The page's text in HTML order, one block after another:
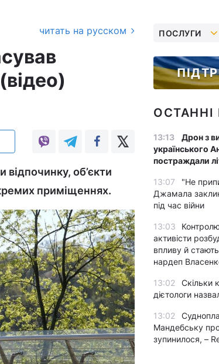
читать на русском
відпочинку, об’єкти
приміщеннях.
ПОСЛУГИ
13:13
Дрон з
українського
постраждали
13:07
"Не
Джамала
під час війни
13:03
активісти
впливу й
нардеп
13:02
Скільки
дієтологи
13:02
Мандебську
зупинилося, –